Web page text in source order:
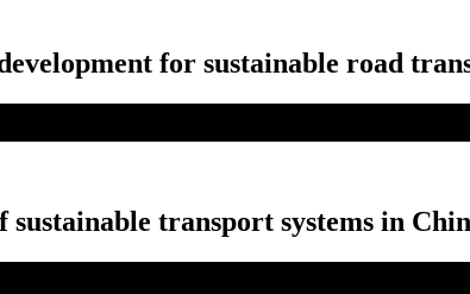
for sustainable road
transport systems in